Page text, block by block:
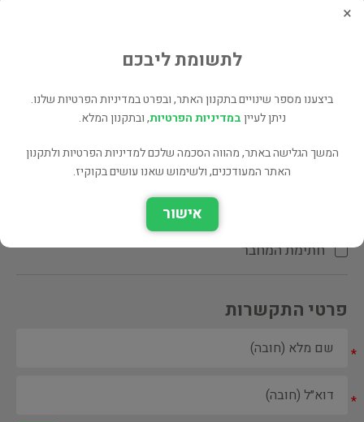
הקדשת המחבר\המתרגם
חתימת המחבר
פרטי התקשרות
*
*
×
לתשומת ליבכם
ביצענו מספר שינויים בתקנון האתר, ובפרט במדיניות הפרטיות שלנו.
ניתן לעייןבמדיניות הפרטיות, ובתקנון המלא.
המשך הגלישה באתר, מהווה הסכמה שלכם למדיניות הפרטיות ולתקנון
האתר המעודכנים, ולשימוש שאנו עושים בקוקיז.
אישור